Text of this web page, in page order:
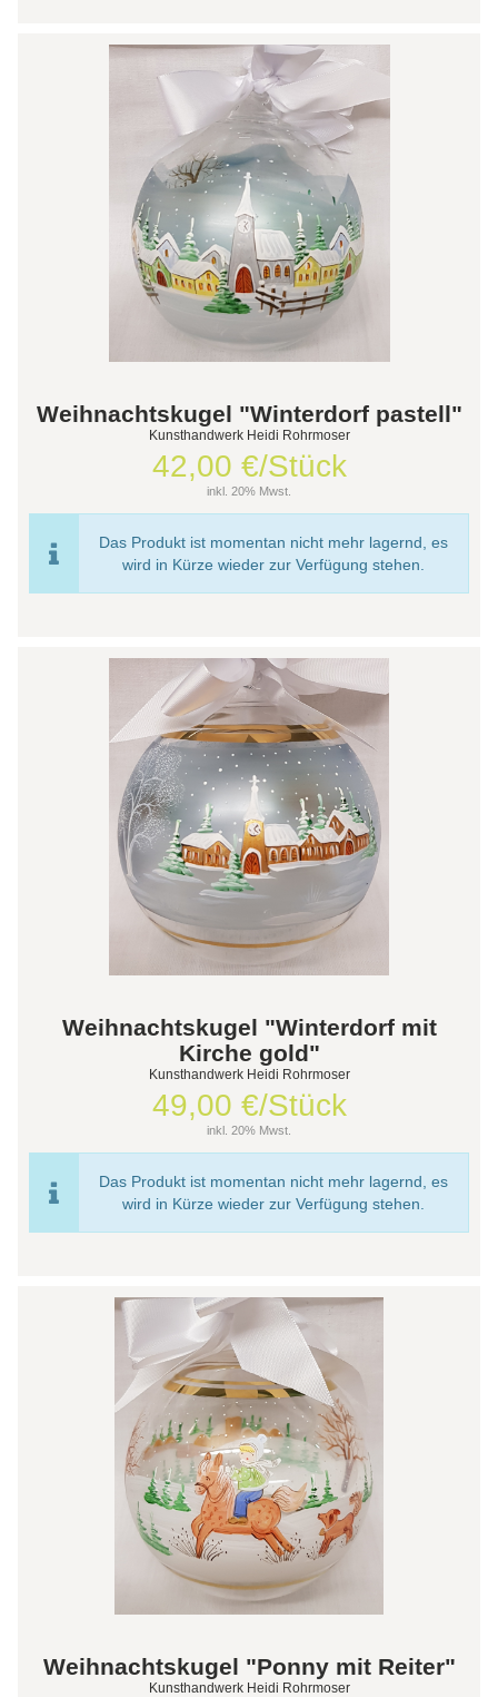
Weihnachtskugel "Winterdorf pastell"
Kunsthandwerk Heidi Rohrmoser
42,00 €/Stück
inkl. 20% Mwst.
Das Produkt ist momentan nicht mehr lagernd, es
wird in Kürze wieder zur Verfügung stehen.
Weihnachtskugel "Winterdorf mit
Kirche gold"
Kunsthandwerk Heidi Rohrmoser
49,00 €/Stück
inkl. 20% Mwst.
Das Produkt ist momentan nicht mehr lagernd, es
wird in Kürze wieder zur Verfügung stehen.
Weihnachtskugel "Ponny mit Reiter"
Kunsthandwerk Heidi Rohrmoser